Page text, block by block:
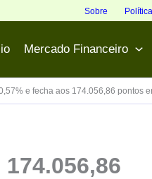
Sobre
Mercado Financeiro
e fecha aos 174.056,86 pontos